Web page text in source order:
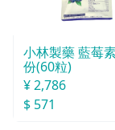
小林製藥 藍莓
份(60粒)
¥ 2,786
$ 571